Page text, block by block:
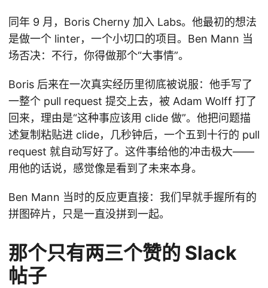
同年 9 月，Boris Cherny 加入 Labs。他最初的想法
是做一个 linter，一个小切口的项目。Ben Mann 当
场否决：不行，你得做那个“大事情”。
Boris 后来在一次真实经历里彻底被说服：他手写了
一整个 pull request 提交上去，被 Adam Wolff 打了
回来，理由是“这种事应该用 clide 做”。他把问题描
述复制粘贴进 clide，几秒钟后，一个五到十行的 pull
request 就自动写好了。这件事给他的冲击极大——
用他的话说，感觉像是看到了未来本身。
Ben Mann 当时的反应更直接：我们早就手握所有的
拼图碎片，只是一直没拼到一起。
那个只有两三个赞的 Slack
帖子